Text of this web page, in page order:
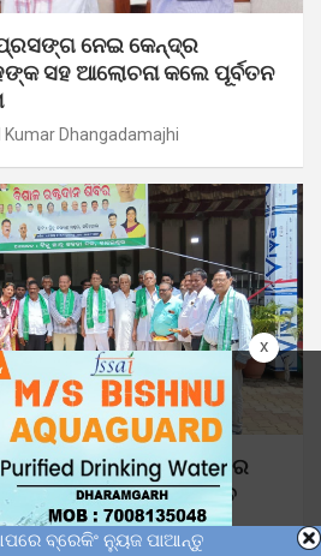
x
ନେଇ କେନ୍ଦ୍ର
ସହ ଆଲୋଚନା କଲେ ପୂର୍ବତନ
Kumar Dhangadamajhi
ପଦକ୍ଷେପ: ଛାତ୍ର ବିଜେଡିର
ହେଲା ୭୧ ୟୁନିଟ୍ ରକ୍ତ
Kumar Dhangadamajhi
ବ୍ରେକିଂ ନ୍ୟୁଜ ପାଆନ୍ତୁ